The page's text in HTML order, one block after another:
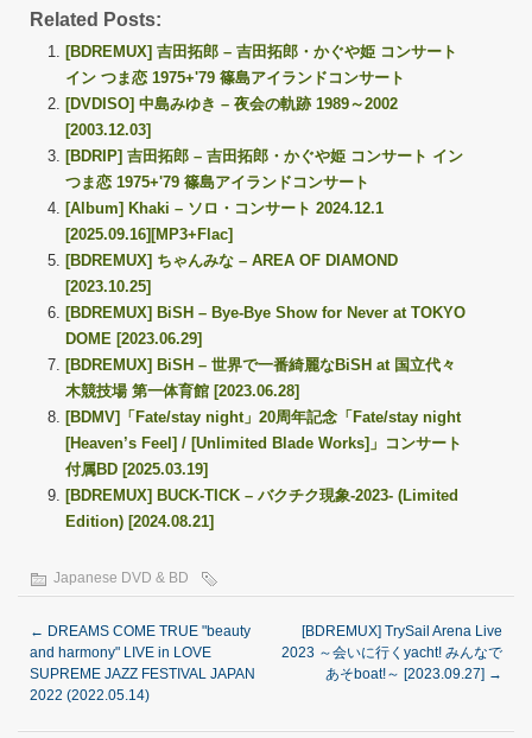
Related Posts:
[BDREMUX] 吉田拓郎 – 吉田拓郎・かぐや姫 コンサート
イン つま恋 1975+'79 篠島アイランドコンサート
[DVDISO] 中島みゆき – 夜会の軌跡 1989～2002
[2003.12.03]
[BDRIP] 吉田拓郎 – 吉田拓郎・かぐや姫 コンサート イン
つま恋 1975+'79 篠島アイランドコンサート
[Album] Khaki – ソロ・コンサート 2024.12.1
[2025.09.16][MP3+Flac]
[BDREMUX] ちゃんみな – AREA OF DIAMOND
[2023.10.25]
[BDREMUX] BiSH – Bye-Bye Show for Never at TOKYO
DOME [2023.06.29]
[BDREMUX] BiSH – 世界で一番綺麗なBiSH at 国立代々
木競技場 第一体育館 [2023.06.28]
[BDMV]「Fate/stay night」20周年記念「Fate/stay night
[Heaven’s Feel] / [Unlimited Blade Works]」コンサート
付属BD [2025.03.19]
[BDREMUX] BUCK-TICK – バクチク現象-2023- (Limited
Edition) [2024.08.21]
Japanese DVD & BD
← DREAMS COME TRUE "beauty
and harmony" LIVE in LOVE
SUPREME JAZZ FESTIVAL JAPAN
2022 (2022.05.14)
[BDREMUX] TrySail Arena Live
2023 ～会いに行くyacht! みんなで
あそboat!～ [2023.09.27] →